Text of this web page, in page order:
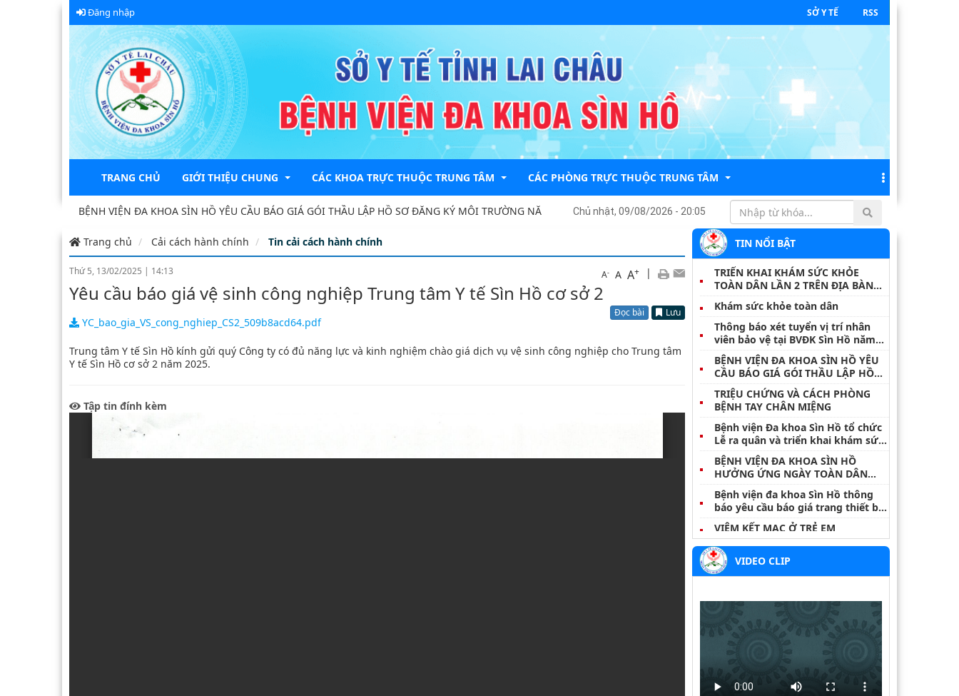
Đăng nhập SỞ Y TẾ RSS
TRANG CHỦ GIỚI THIỆU CHUNG
Sự hình thành và phát triển
Đảng bộ Sở Y tế
Công đoàn ngành
Đoàn Thanh Niên
CÁC KHOA TRỰC THUỘC TRUNG TÂM
Khoa Khám Bệnh
Khoa Nhi-HSCC
Khoa liên chuyên khoa
CÁC PHÒNG TRỰC THUỘC TRUNG TÂM
PHÒNG KẾ HOẠCH NGHIỆP VỤ - ĐIỀU DƯỠNG
PHÒNG KẾ TOÁN - TÀI CHÍNH
PHÒNG TỔ CHỨC HÀNH CHÍNH
BỆNH VIỆN ĐA KHOA SÌN HỒ YÊU CẦU BÁO GIÁ GÓI THẦU LẬP HỒ SƠ ĐĂNG KÝ MÔI TRƯỜNG NĂM 2026 TRIỆU CHỨNG VÀ CÁCH PHÒNG BỆNH TAY CHÂN MIỆNG
Chủ nhật, 09/08/2026 - 20:05
Trang chủ Cải cách hành chính Tin cải cách hành chính
Thứ 5, 13/02/2025 | 14:13 A- A A+ |
Yêu cầu báo giá vệ sinh công nghiệp Trung tâm Y tế Sìn Hồ cơ sở 2
YC_bao_gia_VS_cong_nghiep_CS2_509b8acd64.pdf
Đọc bài Lưu
Trung tâm Y tế Sìn Hồ kính gửi quý Công ty có đủ năng lực và kinh nghiệm chào giá dịch vụ vệ sinh công nghiệp cho Trung tâm
Y tế Sìn Hồ cơ sở 2 năm 2025.
Tập tin đính kèm
TIN NỔI BẬT
TRIỂN KHAI KHÁM SỨC KHỎE
TOÀN DÂN LẦN 2 TRÊN ĐỊA BÀN
XÃ TỦA SÍN CHẢI
Khám sức khỏe toàn dân
Thông báo xét tuyển vị trí nhân
viên bảo vệ tại BVĐK Sìn Hồ năm
2026
BỆNH VIỆN ĐA KHOA SÌN HỒ YÊU
CẦU BÁO GIÁ GÓI THẦU LẬP HỒ
SƠ ĐĂNG KÝ MÔI TRƯỜNG NĂM
2026
TRIỆU CHỨNG VÀ CÁCH PHÒNG
BỆNH TAY CHÂN MIỆNG
Bệnh viện Đa khoa Sìn Hồ tổ chức
Lễ ra quân và triển khai khám sức
khỏe định kỳ, khám sàng lọc miễn
phí cho nhân dân đợt I năm 2026
BỆNH VIỆN ĐA KHOA SÌN HỒ
HƯỞNG ỨNG NGÀY TOÀN DÂN
TIẾT KIỆM, CHỐNG LÃNG PHÍ
31/5/2026
Bệnh viện đa khoa Sìn Hồ thông
báo yêu cầu báo giá trang thiết bị
y tế
VIÊM KẾT MẠC Ở TRẺ EM
VIÊM TAI NGOÀI – ĐỪNG COI
THƯỜNG MỘT CƠN ĐAU NHỎ
Thông báo danh sách hoàn thành
thời gian thực hành khám, chữa
bệnh
VIDEO CLIP